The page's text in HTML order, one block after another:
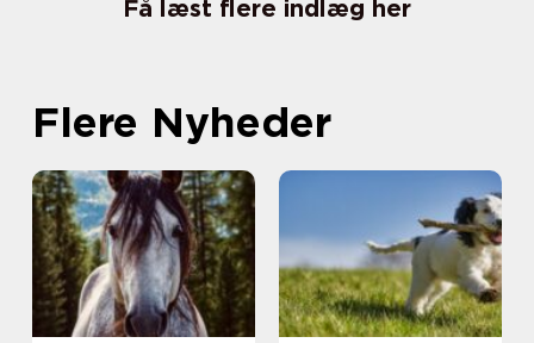
Få læst flere indlæg her
Flere Nyheder